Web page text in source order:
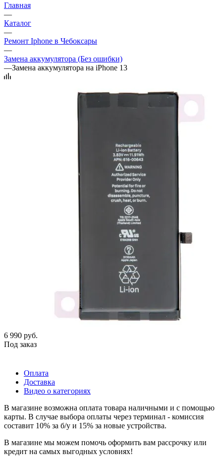
Главная
—
Каталог
—
Ремонт Iphone в Чебоксары
—
Замена аккумулятора (Без ошибки)
—Замена аккумулятора на iPhone 13
6 990 руб.
Под заказ
Оплата
Доставка
Видео о категориях
В магазине возможна оплата товара наличными и с помощью
карты. В случае выбора оплаты через терминал - комиссия
составит 10% за б/у и 15% за новые устройства.
В магазине мы можем помочь оформить вам рассрочку или
кредит на самых выгодных условиях!